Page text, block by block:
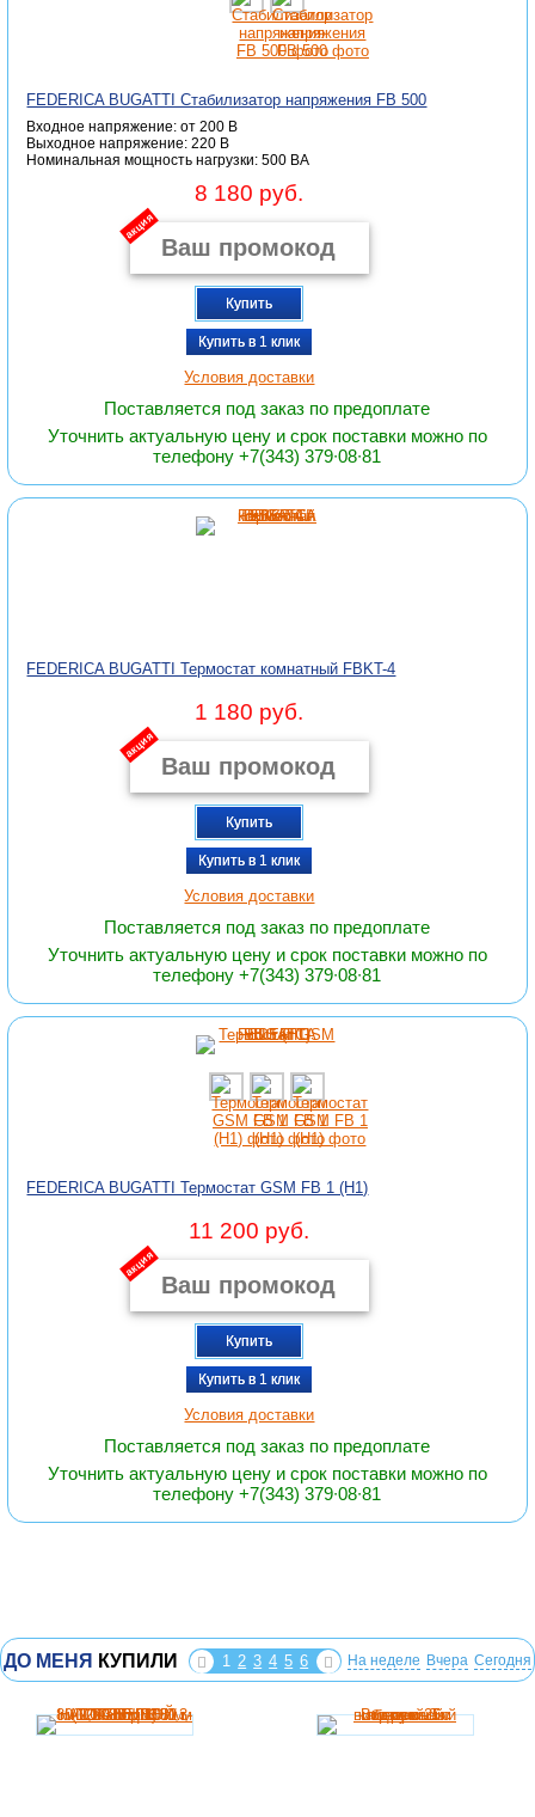
FEDERICA BUGATTI Стабилизатор напряжения FB 500
Входное напряжение: от 200 В
Выходное напряжение: 220 В
Номинальная мощность нагрузки: 500 ВА
8 180 руб.
акция
Купить
Купить в 1 клик
Условия доставки
Поставляется под заказ по предоплате
Уточнить актуальную цену и срок поставки можно по
телефону +7(343) 379∙08∙81
FEDERICA BUGATTI Термостат комнатный FBKT-4
1 180 руб.
акция
Купить
Купить в 1 клик
Условия доставки
Поставляется под заказ по предоплате
Уточнить актуальную цену и срок поставки можно по
телефону +7(343) 379∙08∙81
FEDERICA BUGATTI Термостат GSM FB 1 (Н1)
11 200 руб.
акция
Купить
Купить в 1 клик
Условия доставки
Поставляется под заказ по предоплате
Уточнить актуальную цену и срок поставки можно по
телефону +7(343) 379∙08∙81
ДО МЕНЯ КУПИЛИ 1 2 3 4 5 6 На неделе Вчера Сегодня